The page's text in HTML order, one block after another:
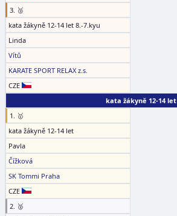
3. 🥉
kata žákyně 12-14 let 8.-7.kyu
Linda
Vítů
KARATE SPORT RELAX z.s.
CZE
kata žákyně 12-14 let
1. 🥇
kata žákyně 12-14 let
Pavla
Čížková
SK Tommi Praha
CZE
2. 🥈